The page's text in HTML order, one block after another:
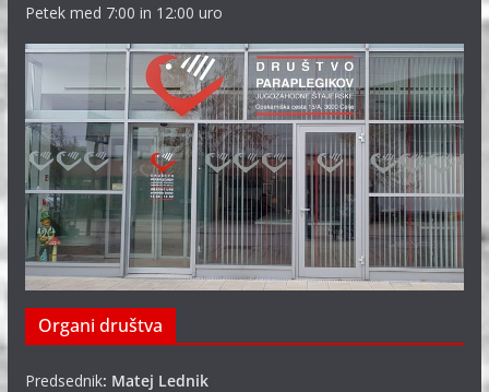
Petek med 7:00 in 12:00 uro
Organi društva
Predsednik: Matej Lednik